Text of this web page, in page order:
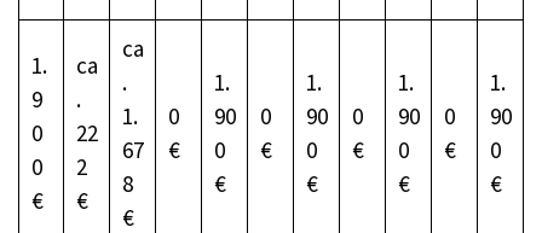
1.
9
0
0
€
ca
.
22
2
€
ca
.
1.
67
8
€
0
€
1.
90
0
€
0
€
1.
90
0
€
0
€
1.
90
0
€
0
€
1.
90
0
€